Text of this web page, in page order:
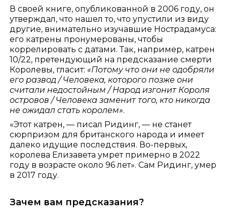
В своей книге, опубликованной в 2006 году, он
утверждал, что нашел то, что упустили из виду
другие, внимательно изучавшие Нострадамуса:
его катрены пронумерованы, чтобы
коррелировать с датами. Так, например, катрен
10/22, претендующий на предсказание смерти
Королевы, гласит: «Потому что они не одобряли
его развод / Человека, которого позже они
считали недостойным / Народ изгонит Короля
островов / Человека заменит того, кто никогда
не ожидал стать королем».
«Этот катрен, — писал Ридинг, — не станет
сюрпризом для британского народа и имеет
далеко идущие последствия. Во-первых,
королева Елизавета умрет примерно в 2022
году в возрасте около 96 лет». Сам Ридинг, умер
в 2017 году.
Зачем вам предсказания?